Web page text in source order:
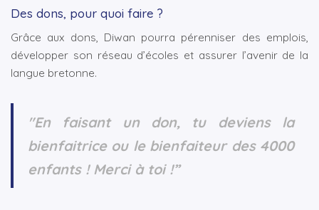
Des dons, pour quoi faire ?
Grâce aux dons, Diwan pourra pérenniser des emplois,
développer son réseau d’écoles et assurer l’avenir de la
langue bretonne.
"En faisant un don, tu deviens la
bienfaitrice ou le bienfaiteur des 4000
enfants ! Merci à toi !”